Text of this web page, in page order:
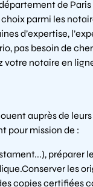
de
parmi les
d’expertise,
pas besoin de
notaire en
auprès de
pour mission de :
préparer
les
copies certifiées